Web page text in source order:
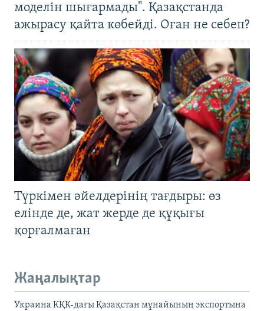
моделін шығармады". Қазақстанда
ажырасу қайта көбейді. Оған не себеп?
Түркімен әйелдерінің тағдыры: өз
елінде де, жат жерде де құқығы
қорғалмаған
Жаңалықтар
Украина КҚК-дағы Қазақстан мұнайының экспортына